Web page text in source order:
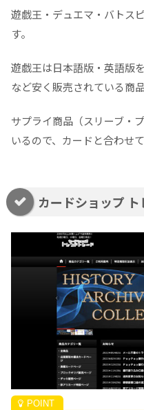
遊戯王・デュエマ・バトス
す。
遊戯王は日本語版・英語版
など安く販売されている商
サプライ商品（スリーブ・
いるので、カードと合わせ
カードショップ